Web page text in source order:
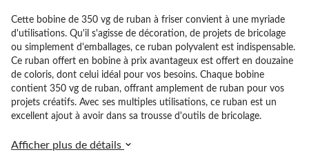
Cette bobine de 350 vg de ruban à friser convient à une myriade
d'utilisations. Qu'il s'agisse de décoration, de projets de bricolage
ou simplement d'emballages, ce ruban polyvalent est indispensable.
Ce ruban offert en bobine à prix avantageux est offert en douzaine
de coloris, dont celui idéal pour vos besoins. Chaque bobine
contient 350 vg de ruban, offrant amplement de ruban pour vos
projets créatifs. Avec ses multiples utilisations, ce ruban est un
excellent ajout à avoir dans sa trousse d'outils de bricolage.
Afficher plus de détails